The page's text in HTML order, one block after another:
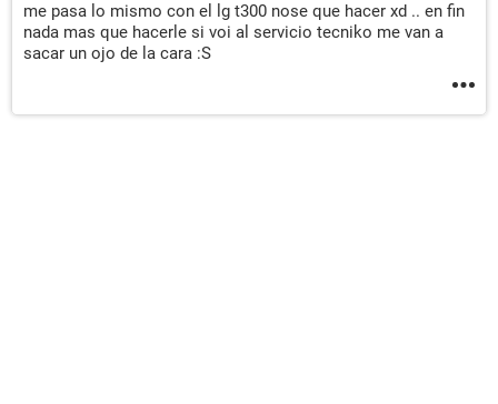
me pasa lo mismo con el lg t300 nose que hacer xd .. en fin
nada mas que hacerle si voi al servicio tecniko me van a
sacar un ojo de la cara :S